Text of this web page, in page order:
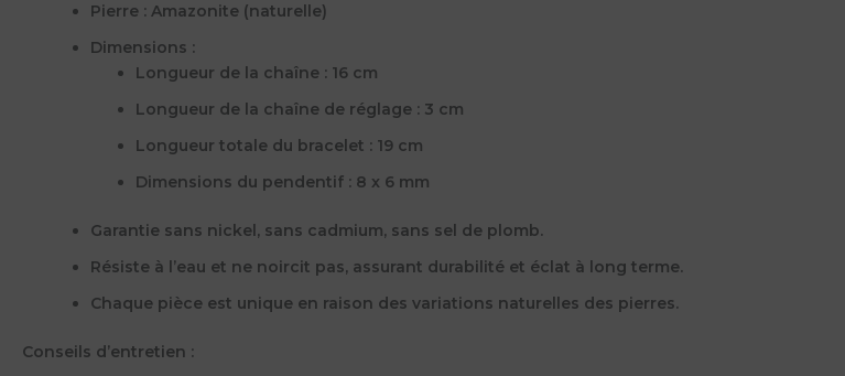
Pierre : Amazonite (naturelle)
Dimensions :
Longueur de la chaîne : 16 cm
Longueur de la chaîne de réglage : 3 cm
Longueur totale du bracelet : 19 cm
Dimensions du pendentif : 8 x 6 mm
Garantie sans nickel, sans cadmium, sans sel de plomb.
Résiste à l’eau et ne noircit pas, assurant durabilité et éclat à long terme.
Chaque pièce est unique en raison des variations naturelles des pierres.
Conseils d’entretien :